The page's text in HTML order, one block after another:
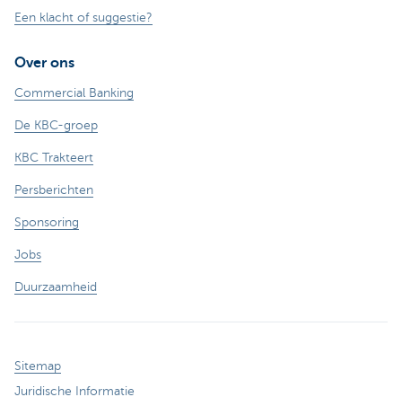
Een klacht of suggestie?
Over ons
Commercial Banking
De KBC-groep
KBC Trakteert
Persberichten
Sponsoring
Jobs
Duurzaamheid
Sitemap
Juridische Informatie